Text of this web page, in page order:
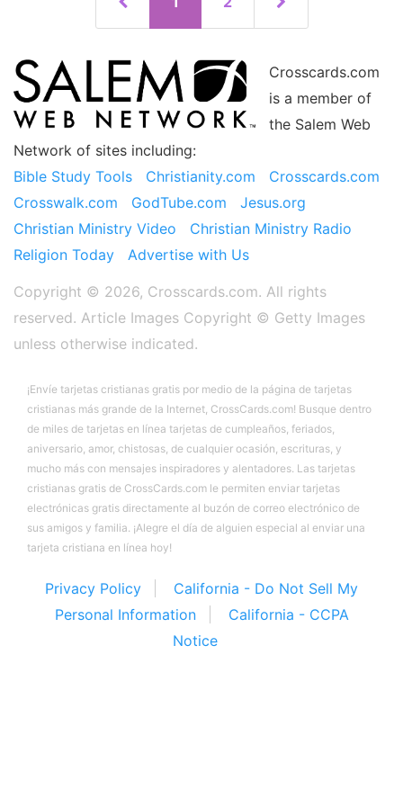
Crosscards.com
is a member of
the Salem Web
Network of sites including:
Bible Study Tools
Christianity.com
Crosscards.com
Crosswalk.com
GodTube.com
Jesus.org
Christian Ministry Video
Christian Ministry Radio
Religion Today
Advertise with Us
Copyright © 2026, Crosscards.com. All rights
reserved. Article Images Copyright ©️ Getty Images
unless otherwise indicated.
¡Envíe tarjetas cristianas gratis por medio de la página de tarjetas
cristianas más grande de la Internet, CrossCards.com! Busque dentro
de miles de tarjetas en línea tarjetas de cumpleaños, feriados,
aniversario, amor, chistosas, de cualquier ocasión, escrituras, y
mucho más con mensajes inspiradores y alentadores. Las tarjetas
cristianas gratis de CrossCards.com le permiten enviar tarjetas
electrónicas gratis directamente al buzón de correo electrónico de
sus amigos y familia. ¡Alegre el día de alguien especial al enviar una
tarjeta cristiana en línea hoy!
Privacy Policy
California - Do Not Sell My
Personal Information
California - CCPA
Notice